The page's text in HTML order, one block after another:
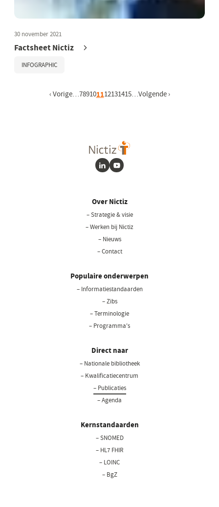
30 november 2021
Factsheet Nictiz
INFOGRAPHIC
Vorige pagina
‹ Vorige…Pagina
7Pagina
8Pagina
9Pagina
10Huidige pagina
11Pagina
12Pagina
13Pagina
14Pagina
15…Volgende pagina
Volgende ›
LinkedInYoutube
Over Nictiz
– Strategie & visie
– Werken bij Nictiz
– Nieuws
– Contact
Populaire onderwerpen
– Informatiestandaarden
– Zibs
– Terminologie
– Programma's
Direct naar
– Nationale bibliotheek
– Kwalificatiecentrum
– Publicaties
– Agenda
Kernstandaarden
– SNOMED
– HL7 FHIR
– LOINC
– BgZ